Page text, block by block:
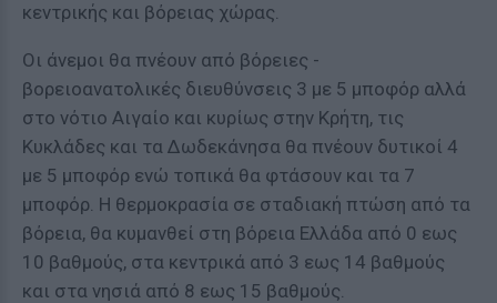
κεντρικής και βόρειας χώρας.
Οι άνεμοι θα πνέουν από βόρειες -
βορειοανατολικές διευθύνσεις 3 με 5 μποφόρ αλλά
στο νότιο Αιγαίο και κυρίως στην Κρήτη, τις
Κυκλάδες και τα Δωδεκάνησα θα πνέουν δυτικοί 4
με 5 μποφόρ ενώ τοπικά θα φτάσουν και τα 7
μποφόρ. Η θερμοκρασία σε σταδιακή πτώση από τα
βόρεια, θα κυμανθεί στη βόρεια Ελλάδα από 0 εως
10 βαθμούς, στα κεντρικά από 3 εως 14 βαθμούς
και στα νησιά από 8 εως 15 βαθμούς.